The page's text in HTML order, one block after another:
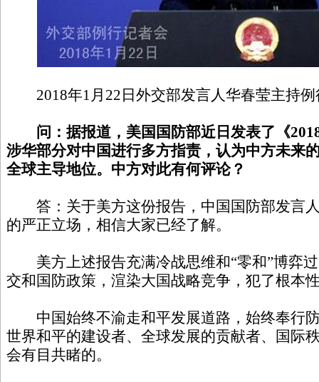
2018年1月22日外交部发言人华春莹主持例
问：据报道，美国国防部近日发表了《
涉华部分对中国进行多方指责，认为中方未来
全球主导地位。中方对此有何评论？
答：关于美方这份报告，中国国防部发言人
的严正立场，相信大家已经了解。
美方上述报告充满冷战思维和“零和”博弈过
交和国防政策，渲染大国战略竞争，犯了根本
中国始终不渝走和平发展道路，始终奉行
世界和平的建设者、全球发展的贡献者、国际
会有目共睹的。